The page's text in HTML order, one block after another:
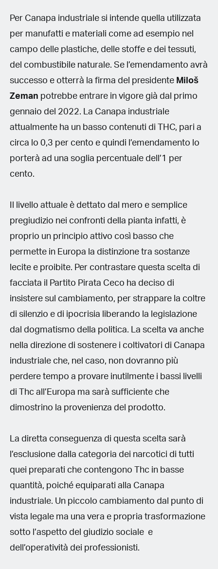
Per Canapa industriale si intende quella utilizzata
per manufatti e materiali come ad esempio nel
campo delle plastiche, delle stoffe e dei tessuti,
del combustibile naturale. Se l’emendamento avrà
successo e otterrà la firma del presidente Miloš
Zeman potrebbe entrare in vigore già dal primo
gennaio del 2022. La Canapa industriale
attualmente ha un basso contenuti di THC, pari a
circa lo 0,3 per cento e quindi l’emendamento lo
porterà ad una soglia percentuale dell’1 per
cento.
Il livello attuale è dettato dal mero e semplice
pregiudizio nei confronti della pianta infatti, è
proprio un principio attivo così basso che
permette in Europa la distinzione tra sostanze
lecite e proibite. Per contrastare questa scelta di
facciata il Partito Pirata Ceco ha deciso di
insistere sul cambiamento, per strappare la coltre
di silenzio e di ipocrisia liberando la legislazione
dal dogmatismo della politica. La scelta va anche
nella direzione di sostenere i coltivatori di Canapa
industriale che, nel caso, non dovranno più
perdere tempo a provare inutilmente i bassi livelli
di Thc all’Europa ma sarà sufficiente che
dimostrino la provenienza del prodotto.
La diretta conseguenza di questa scelta sarà
l’esclusione dalla categoria dei narcotici di tutti
quei preparati che contengono Thc in basse
quantità, poiché equiparati alla Canapa
industriale. Un piccolo cambiamento dal punto di
vista legale ma una vera e propria trasformazione
sotto l’aspetto del giudizio sociale e
dell’operatività dei professionisti.